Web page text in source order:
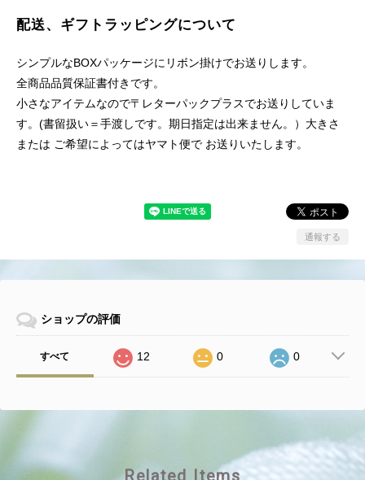
配送、ギフトラッピングについて
シンプルなBOXパッケージにリボン掛けでお送りします。
全商品品質保証書付きです。
小さなアイテムなので〒レターパックプラスでお送りしていま
す。(書留扱い＝手渡しです。期日指定は出来ません。）大きさ
または ご希望によってはヤマト便で お送りいたします。
通報する
ショップの評価
すべて 12 0 0
Related Items